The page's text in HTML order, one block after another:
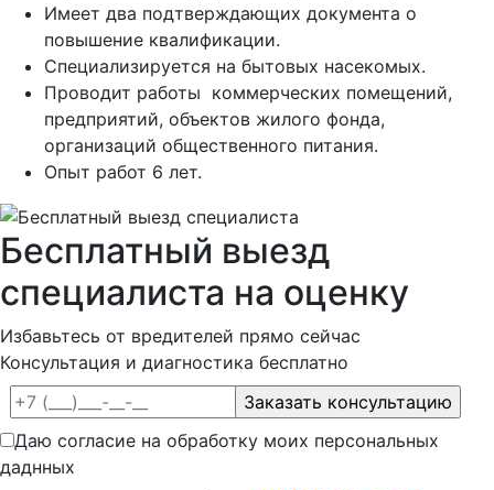
Имеет два подтверждающих документа о
повышение квалификации.
Специализируется на бытовых насекомых.
Проводит работы коммерческих помещений,
предприятий, объектов жилого фонда,
организаций общественного питания.
Опыт работ 6 лет.
Бесплатный выезд
специалиста на оценку
Избавьтесь от вредителей прямо сейчас
Консультация и диагностика бесплатно
Даю согласие на обработку моих персональных
даднных